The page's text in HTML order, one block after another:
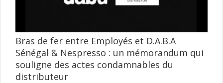
Bras de fer entre Employés et D.A.B.A
Sénégal & Nespresso : un mémorandum qui
souligne des actes condamnables du
distributeur